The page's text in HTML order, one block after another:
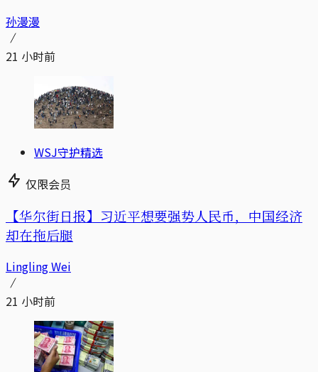
孙漫漫
21 小时前
WSJ守护精选
仅限会员
【华尔街日报】习近平想要强势人民币，中国经济
却在拖后腿
Lingling Wei
21 小时前